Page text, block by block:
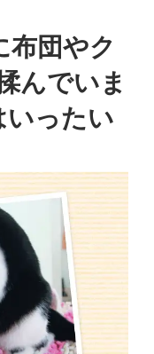
布団やク
んでいま
いったい